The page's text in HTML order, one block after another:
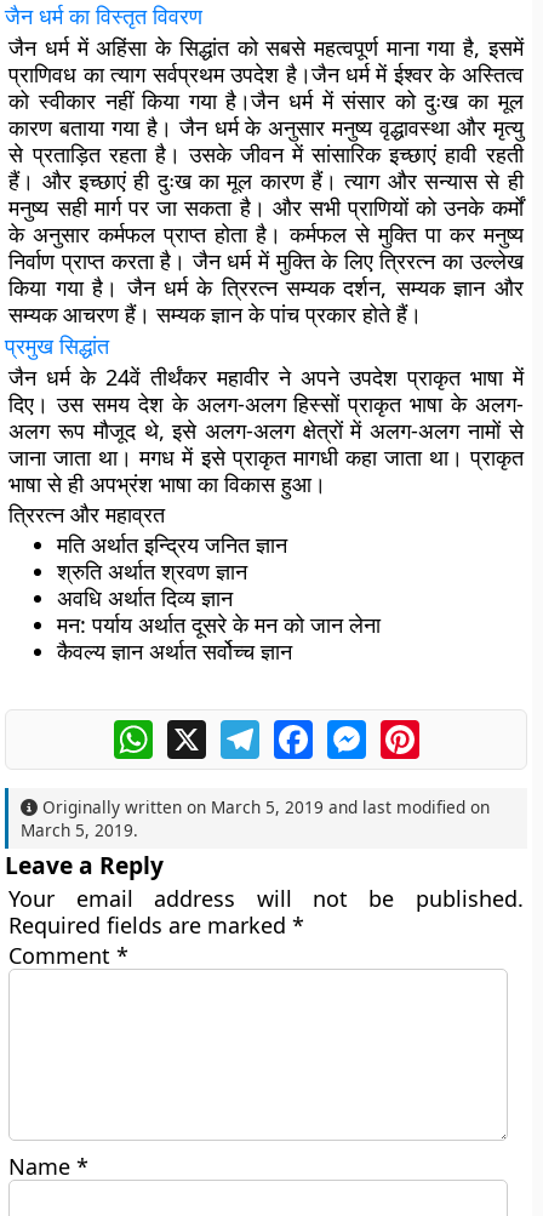
जैन धर्म का विस्तृत विवरण
जैन धर्म में अहिंसा के सिद्धांत को सबसे महत्वपूर्ण माना गया है, इसमें
प्राणिवध का त्याग सर्वप्रथम उपदेश है।जैन धर्म में ईश्वर के अस्तित्व
को स्वीकार नहीं किया गया है।जैन धर्म में संसार को दुःख का मूल
कारण बताया गया है। जैन धर्म के अनुसार मनुष्य वृद्धावस्था और मृत्यु
से प्रताड़ित रहता है। उसके जीवन में सांसारिक इच्छाएं हावी रहती
हैं। और इच्छाएं ही दुःख का मूल कारण हैं। त्याग और सन्यास से ही
मनुष्य सही मार्ग पर जा सकता है। और सभी प्राणियों को उनके कर्मों
के अनुसार कर्मफल प्राप्त होता है। कर्मफल से मुक्ति पा कर मनुष्य
निर्वाण प्राप्त करता है। जैन धर्म में मुक्ति के लिए त्रिरत्न का उल्लेख
किया गया है। जैन धर्म के त्रिरत्न सम्यक दर्शन, सम्यक ज्ञान और
सम्यक आचरण हैं। सम्यक ज्ञान के पांच प्रकार होते हैं।
प्रमुख सिद्धांत
जैन धर्म के 24वें तीर्थंकर महावीर ने अपने उपदेश प्राकृत भाषा में
दिए। उस समय देश के अलग-अलग हिस्सों प्राकृत भाषा के अलग-
अलग रूप मौजूद थे, इसे अलग-अलग क्षेत्रों में अलग-अलग नामों से
जाना जाता था। मगध में इसे प्राकृत मागधी कहा जाता था। प्राकृत
भाषा से ही अपभ्रंश भाषा का विकास हुआ।
त्रिरत्न और महाव्रत
मति अर्थात इन्द्रिय जनित ज्ञान
श्रुति अर्थात श्रवण ज्ञान
अवधि अर्थात दिव्य ज्ञान
मन: पर्याय अर्थात दूसरे के मन को जान लेना
कैवल्य ज्ञान अर्थात सर्वोच्च ज्ञान
WhatsApp
X TelegramFacebookMessengerPinterest
Originally written on March 5, 2019 and last modified on
March 5, 2019.
Leave a Reply
Your email address will not be published.
Required fields are marked*
Comment*
Name*